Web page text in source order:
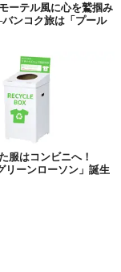
式会社ヒューマンフォーラム
含まれている。
をもって服と付き
ーテル風に心を鷲掴み
ンコク旅は「プール
服はコンビニへ！
リーンローソン」誕生